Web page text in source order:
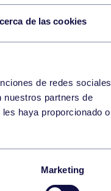
de las cookies
de redes sociales
nuestros partners de
haya proporcionado o
Marketing